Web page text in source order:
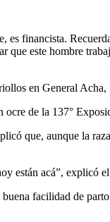
financista.
este hombre
en General
de la 137°
que, aunque la
están acá”,
facilidad de